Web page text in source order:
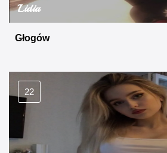
Lidia
Głogów
22